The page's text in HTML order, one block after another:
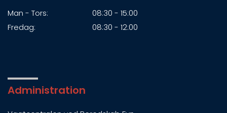
Man - Tors:
08:30 - 15:00
Fredag:
08:30 - 12:00
Administration